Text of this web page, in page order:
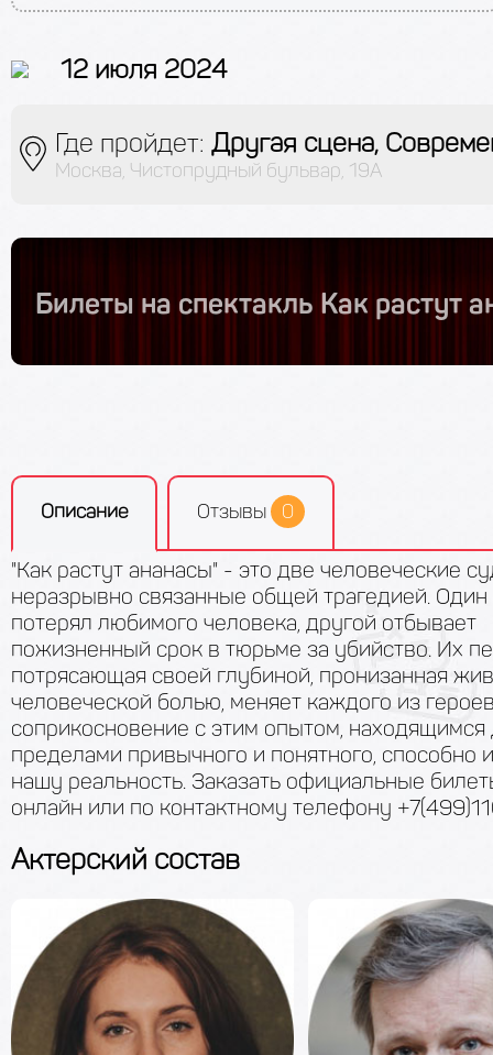
12 июля 2024
Где пройдет: Другая сцена,
Москва, Чистопрудный бульвар, 19А
Билеты на спектакль Как растут
Описание Отзывы 0
"Как растут ананасы" - это две человеческие
неразрывно связанные общей трагедией. Один
потерял любимого человека, другой отбывает
пожизненный срок в тюрьме за убийство. Их
потрясающая своей глубиной, пронизанная
человеческой болью, меняет каждого из
соприкосновение с этим опытом, находящимся
пределами привычного и понятного, способно
нашу реальность. Заказать официальные
онлайн или по контактному телефону
Актерский состав